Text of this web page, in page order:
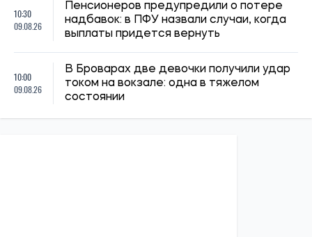
10:30
09.08.26
Пенсионеров предупредили о потере
надбавок: в ПФУ назвали случаи, когда
выплаты придется вернуть
10:00
09.08.26
В Броварах две девочки получили удар
током на вокзале: одна в тяжелом
состоянии